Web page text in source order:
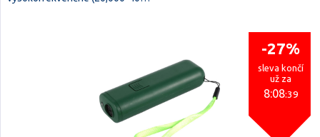
-27%
sleva končí
už za
8:08:39